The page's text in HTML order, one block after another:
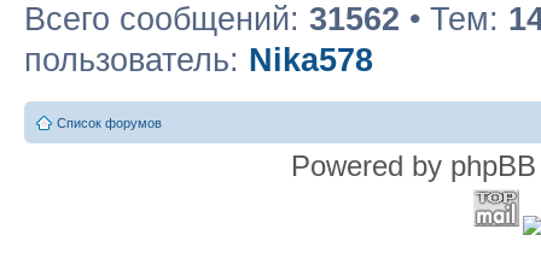
Всего сообщений: 31562 • Тем:
пользователь: Nika578
Список форумов
Powered by